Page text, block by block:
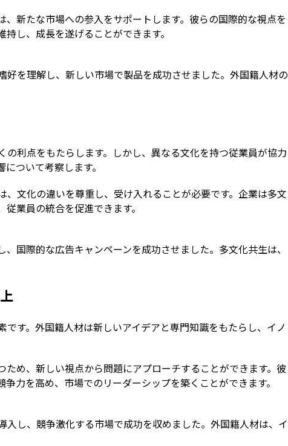
新たな市場への参入をサポートします。彼らの国際的な視点を
し、成長を遂げることができます。
を理解し、新しい市場で製品を成功させました。外国籍人材の
利点をもたらします。しかし、異なる文化を持つ従業員が協力
ついて考察します。
文化の違いを尊重し、受け入れることが必要です。企業は多文
業員の統合を促進できます。
国際的な広告キャンペーンを成功させました。多文化共生は、
す。外国籍人材は新しいアイデアと専門知識をもたらし、イノ
め、新しい視点から問題にアプローチすることができます。彼
力を高め、市場でのリーダーシップを築くことができます。
し、競争激化する市場で成功を収めました。外国籍人材は、イ